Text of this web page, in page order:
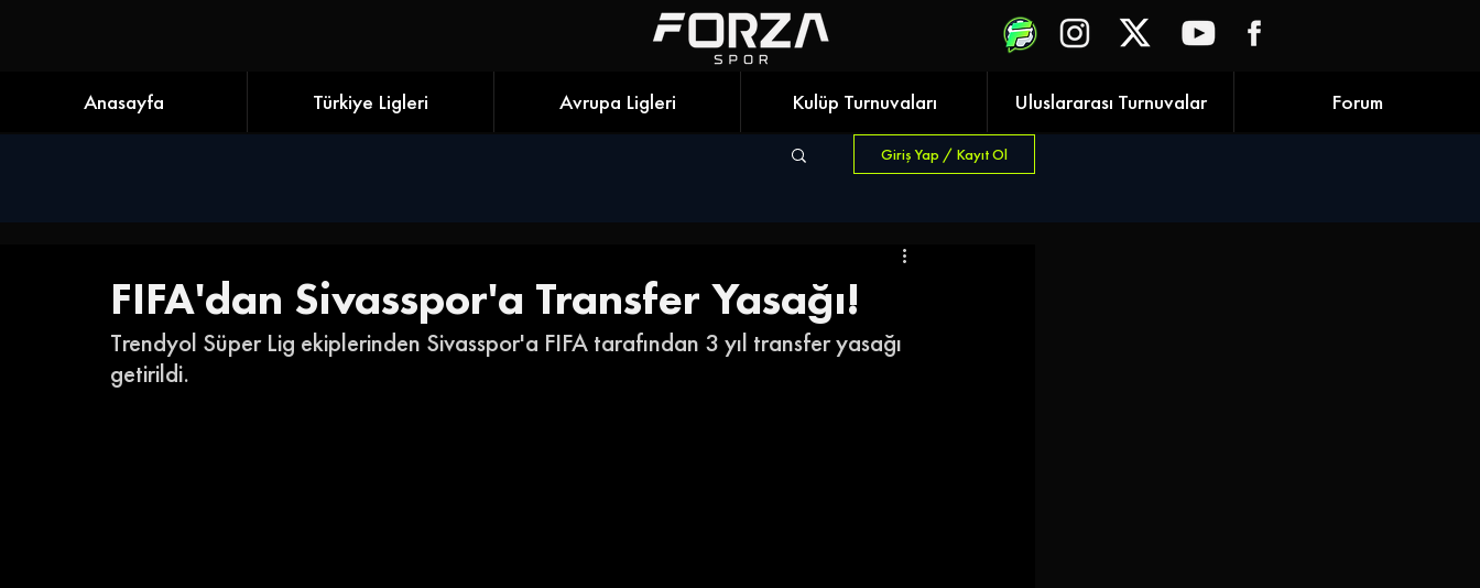
Anasayfa Türkiye Ligleri Avrupa Ligleri Kulüp Turnuvaları Uluslararası Turnuvalar Forum
Giriş Yap / Kayıt Ol
FIFA'dan Sivasspor'a Transfer Yasağı!
Trendyol Süper Lig ekiplerinden Sivasspor'a FIFA tarafından 3 yıl transfer yasağı
getirildi.